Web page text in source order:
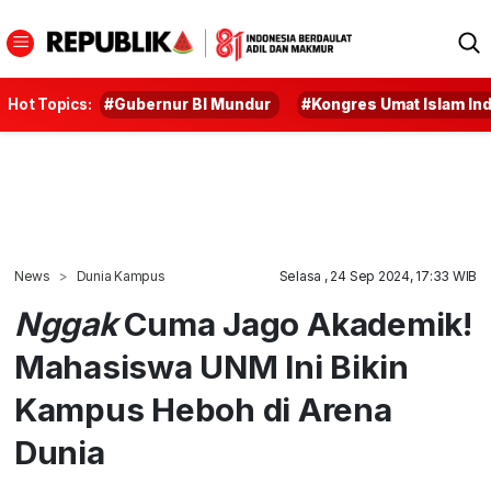
Hot Topics: #Gubernur BI Mundur #Kongres Umat Islam
News Dunia Kampus Selasa , 24 Sep 2024, 17:33 WIB
NggakCuma Jago Akademik!
Mahasiswa UNM Ini Bikin
Kampus Heboh di Arena
Dunia